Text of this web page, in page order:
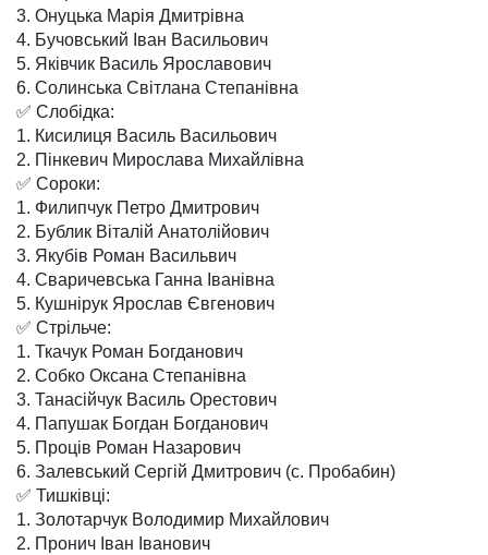
3. Онуцька Марія Дмитрівна
4. Бучовський Іван Васильович
5. Яківчик Василь Ярославович
6. Солинська Світлана Степанівна
✅ Слобідка:
1. Кисилиця Василь Васильович
2. Пінкевич Мирослава Михайлівна
✅ Сороки:
1. Филипчук Петро Дмитрович
2. Бублик Віталій Анатолійович
3. Якубів Роман Васильвич
4. Сваричевська Ганна Іванівна
5. Кушнірук Ярослав Євгенович
✅ Стрільче:
1. Ткачук Роман Богданович
2. Собко Оксана Степанівна
3. Танасійчук Василь Орестович
4. Папушак Богдан Богданович
5. Проців Роман Назарович
6. Залевський Сергій Дмитрович (с. Пробабин)
✅ Тишківці:
1. Золотарчук Володимир Михайлович
2. Пронич Іван Іванович